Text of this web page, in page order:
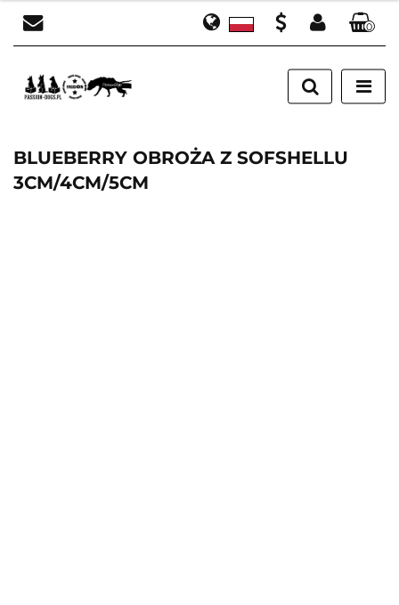
Zaloguj się
Załóż konto
Zgody cookies
0
BLUEBERRY OBROŻA Z SOFSHELLU
3CM/4CM/5CM